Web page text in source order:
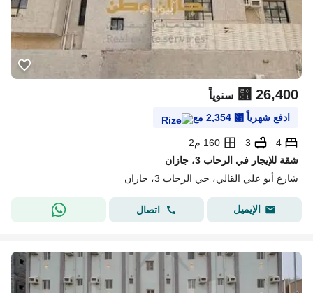
⃁ 26,400 سنوياً
ادفع شهرياً ⃁
2,354 مع
4
3
160 م2
شقة للإيجار في الرحاب 3، جازان
شارع أبو علي القالي، حي الرحاب 3، جازان
الإيميل اتصال